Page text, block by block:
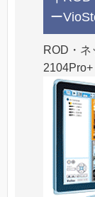
ー
ROD・
2104Pro+